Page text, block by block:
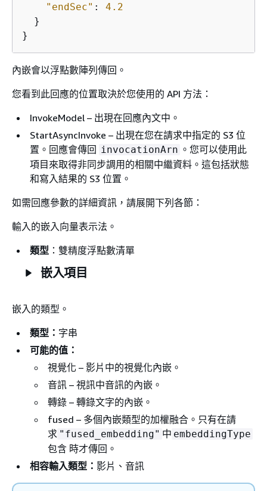
"endSec" : 4.2
  }
}
內嵌會以浮點數陣列傳回。
您看到此回應的位置取決於您使用的 API 方法：
InvokeModel – 出現在回應內文中。
StartAsyncInvoke – 出現在您在請求中指定的 S3 位
置。回應會傳回 invocationArn 。您可以使用此
項目來取得非同步調用的相關中繼資料。這包括狀態
和寫入結果的 S3 位置。
如需回應參數的詳細資訊，請展開下列各節：
輸入的嵌入向量表示法。
類型 ：雙精度浮點數清單
嵌入項目
嵌入的類型。
類型： 字串
可能的值：
視覺化 – 影片中的視覺化內嵌。
音訊 – 視訊中音訊的內嵌。
轉錄 – 轉錄文字的內嵌。
fused – 多個內嵌類型的加權融合。只有在請
求 "fused_embedding" 中 embeddingType
包含 時才傳回。
相容輸入類型： 影片、音訊